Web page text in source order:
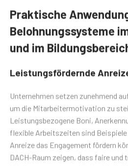
Praktische
Belohnungssysteme
und im
Leistungsfördernde
Unternehmen setzen zunehmend
um die Mitarbeitermotivation zu
Leistungsbezogene Boni,
flexible Arbeitszeiten sind
Anreize das Engagement fördern
DACH-Raum zeigen, dass faire und